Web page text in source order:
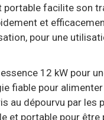
portable facilite son
et
pour une
12 kW pour
fiable pour
au dépourvu par
et portable pour être